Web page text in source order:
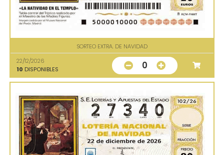
SORTEO EXTRA. DE NAVIDAD
22/12/2026
10 DISPONIBLES 0